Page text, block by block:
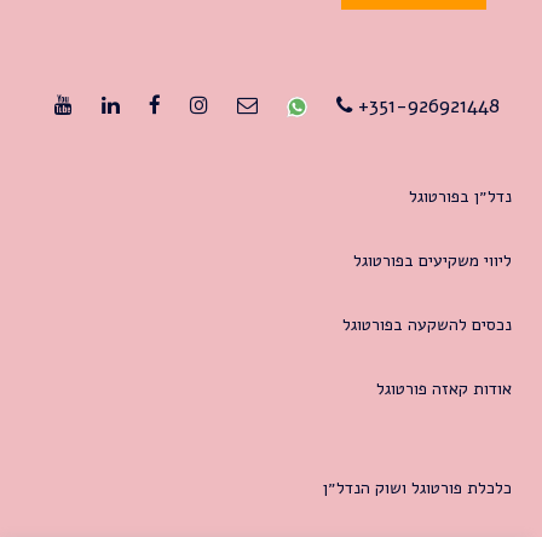
351-926921448+
נדל״ן בפורטוגל
ליווי משקיעים בפורטוגל
נכסים להשקעה בפורטוגל
אודות קאזה פורטוגל
כלכלת פורטוגל ושוק הנדל״ן